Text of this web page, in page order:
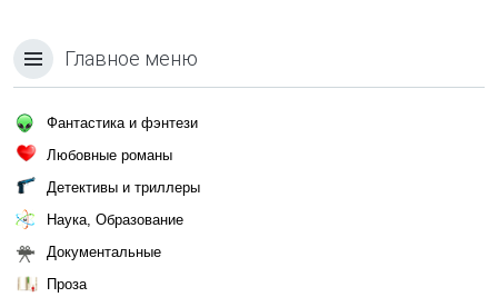
Главное меню
Фантастика и фэнтези
Любовные романы
Детективы и триллеры
Наука, Образование
Документальные
Проза